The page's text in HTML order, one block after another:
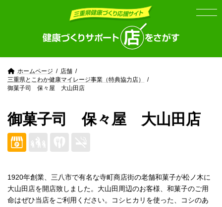
ホームページ
店舗
三重県とこわか健康マイレージ事業（特典協力店）
御菓子司 保々屋 大山田店
御菓子司 保々屋 大山田店
1920年創業、三八市で有名な寺町商店街の老舗和菓子が松ノ木に
大山田店を開店致しました。大山田周辺のお客様、和菓子のご用
命はぜひ当店をご利用ください。コシヒカリを使った、コシのあ